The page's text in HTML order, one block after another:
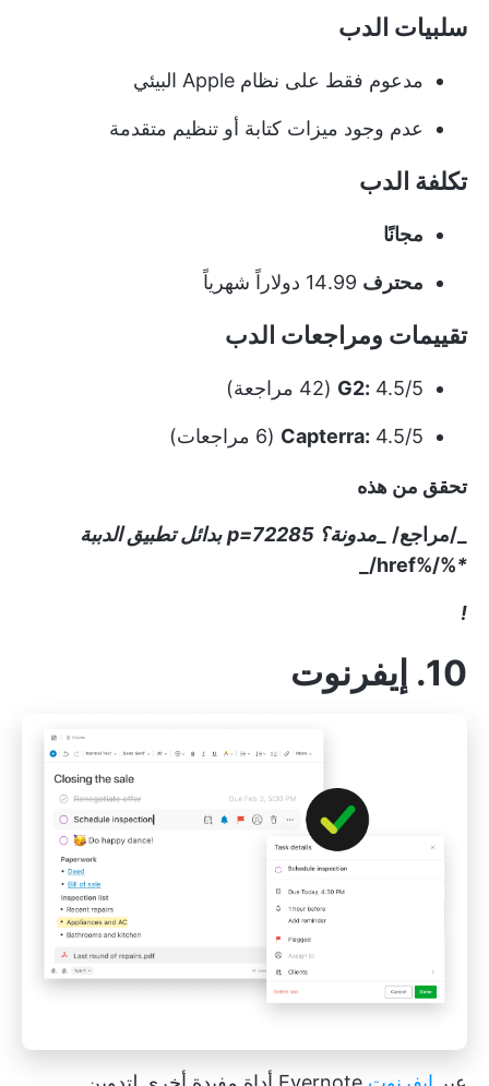
سلبيات الدب
مدعوم فقط على نظام Apple البيئي
عدم وجود ميزات كتابة أو تنظيم متقدمة
تكلفة الدب
مجانًا
محترف
تقييمات ومراجعات الدب
G2: 4.5/5 (42 مراجعة)
Capterra: 4.5/5 (6 مراجعات)
تحقق من هذه
_/مراجع/ مدونة؟ p=72285
بدائل تطبيق الدببة
*
%/%href/_
!
10. إيفرنوت